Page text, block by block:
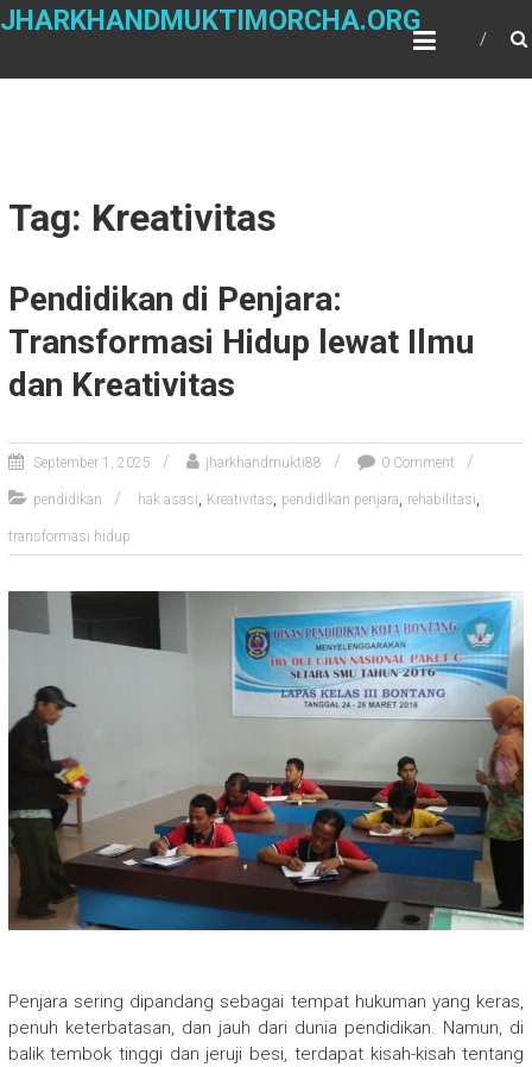
Skip
JHARKHANDMUKTIMORCHA.ORG
Tag: Kreativitas
Pendidikan di Penjara:
Transformasi Hidup lewat Ilmu
dan Kreativitas
September 1, 2025 jharkhandmukti88 0 Comment
pendidikan hak asasi, Kreativitas, pendidikan penjara, rehabilitasi,
transformasi hidup
Penjara sering dipandang sebagai tempat hukuman yang keras,
penuh keterbatasan, dan jauh dari dunia pendidikan. Namun, di
balik tembok tinggi dan jeruji besi, terdapat kisah-kisah tentang